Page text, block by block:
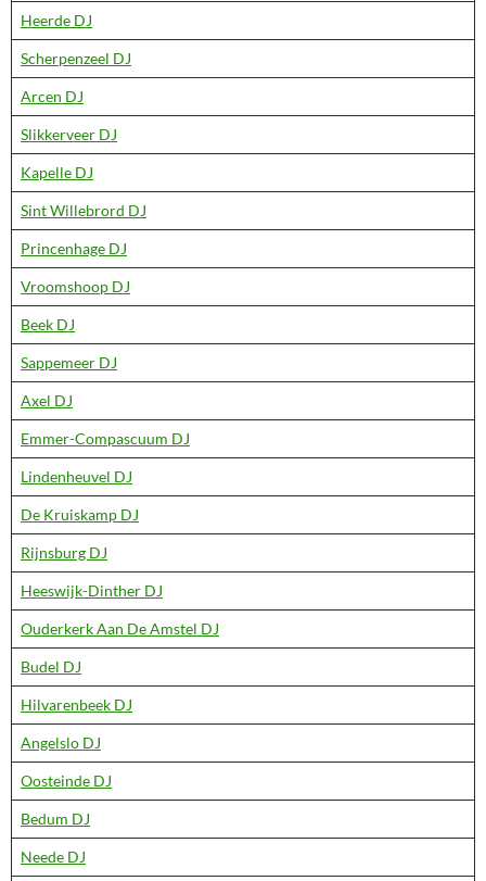
Heerde DJ
Scherpenzeel DJ
Arcen DJ
Slikkerveer DJ
Kapelle DJ
Sint Willebrord DJ
Princenhage DJ
Vroomshoop DJ
Beek DJ
Sappemeer DJ
Axel DJ
Emmer-Compascuum DJ
Lindenheuvel DJ
De Kruiskamp DJ
Rijnsburg DJ
Heeswijk-Dinther DJ
Ouderkerk Aan De Amstel DJ
Budel DJ
Hilvarenbeek DJ
Angelslo DJ
Oosteinde DJ
Bedum DJ
Neede DJ